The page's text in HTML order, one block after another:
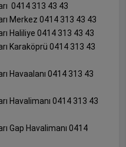
0414 313 43 43
Merkez 0414 313 43 43
Haliliye 0414 313 43 43
Karaköprü 0414 313 43
Havaalanı 0414 313 43
Havalimanı 0414 313 43
Gap Havalimanı 0414